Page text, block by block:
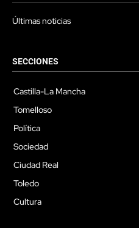
Últimas noticias
SECCIONES
Castilla-La Mancha
Tomelloso
Política
Sociedad
Ciudad Real
Toledo
Cultura